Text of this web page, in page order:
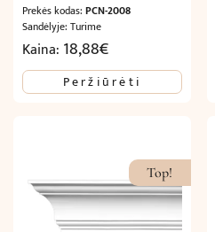
Prekės kodas: PCN-2008
Sandėlyje: Turime
Kaina: 18,88€
Peržiūrėti
Top!